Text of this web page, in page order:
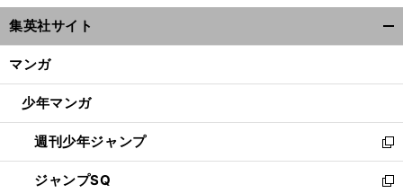
ウ
ィ
ン
ウ
開
く
集英社サイト
マンガ
少年マンガ
週刊少年ジャンプ
新
し
い
ジャンプSQ
新